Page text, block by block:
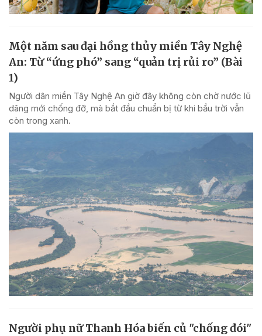
Một năm sau đại hồng thủy miền Tây Nghệ
An: Từ “ứng phó” sang “quản trị rủi ro” (Bài
1)
Người dân miền Tây Nghệ An giờ đây không còn chờ nước lũ
dâng mới chống đỡ, mà bắt đầu chuẩn bị từ khi bầu trời vẫn
còn trong xanh.
Người phụ nữ Thanh Hóa biến củ "chống đói"